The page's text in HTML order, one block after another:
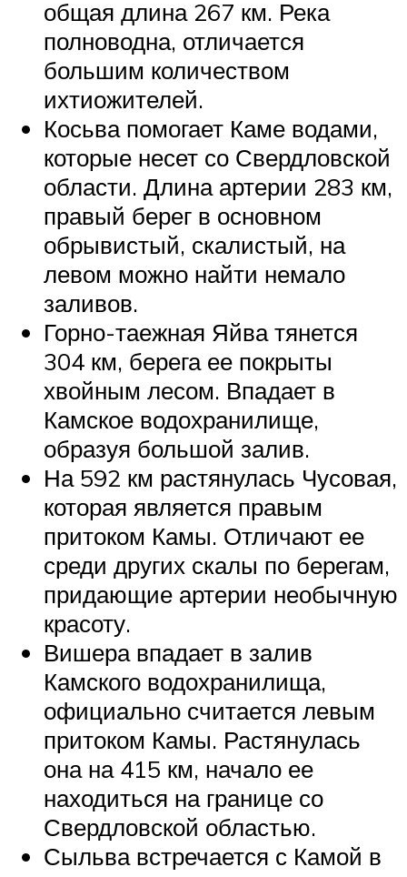
общая длина 267 км. Река
полноводна, отличается
большим количеством
ихтиожителей.
Косьва помогает Каме водами,
которые несет со Свердловской
области. Длина артерии 283 км,
правый берег в основном
обрывистый, скалистый, на
левом можно найти немало
заливов.
Горно-таежная Яйва тянется
304 км, берега ее покрыты
хвойным лесом. Впадает в
Камское водохранилище,
образуя большой залив.
На 592 км растянулась Чусовая,
которая является правым
притоком Камы. Отличают ее
среди других скалы по берегам,
придающие артерии необычную
красоту.
Вишера впадает в залив
Камского водохранилища,
официально считается левым
притоком Камы. Растянулась
она на 415 км, начало ее
находиться на границе со
Свердловской областью.
Сыльва встречается с Камой в